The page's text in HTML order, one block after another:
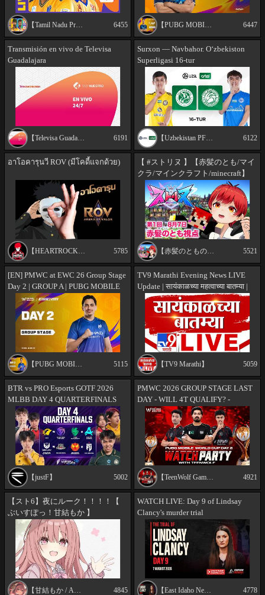
【Tamil Nadu Premier League】 6455 【PUBG MOBILE Esports MEA】 6447
Transmisión en vivo de Televisa
Guadalajara
【Televisa Guadalajara】 6191
Surxon — Navbahor. O‘zbekiston
Superligasi 16-tur
【Uzbekistan PFL】 6122
อาโอคารุนวี ROV (มีโคดี้แจกด้วย)
【HEARTROCKER】 5785
【 #ストリヌ 】【赤髪のとも/マイ
クラ/マインクラフト/minecraft】
【赤髪のとものゲーム実況チャンネル!!】 5521
[EN] PMWC at EWC 26 Group Stage
Day 2 | GROUP A | PUBG MOBILE
WORLD CUP at 2026 ESPORTS
WORLD CUP
【PUBG MOBILE】 5115
TV9 Marathi Evening News LIVE
Update | सायंकाळच्या महत्वाच्या बातम्या |
07 August 2026 | tv9 Marathi
【TV9 Marathi】 5059
BTR vs PRO Esports GOTF 2026
MLBB DAY 4 QUARTERFINALS
【justF】 5002
PMWC 2026 GROUP STAGE LAST
DAY - WILL 4T QUALIFY? -
TEENWOLF GAMING
【TeenWolf Gaming】 4921
【スト6】夜にルーク！！！！【
ぶいすぽっ！甘結もか 】
【甘結もか / Amayui Moka】 4845
WATCH LIVE: Day 9 of Lindsay
Clancy's murder trial
【East Idaho News】 4778